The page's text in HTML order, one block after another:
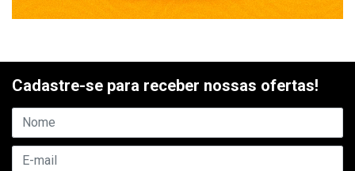
Cadastre-se para receber nossas ofertas!